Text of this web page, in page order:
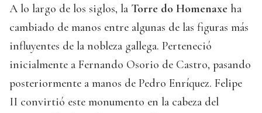
A lo largo de los siglos, la Torre do Homenaxe ha
cambiado de manos entre algunas de las figuras más
influyentes de la nobleza gallega. Perteneció
inicialmente a Fernando Osorio de Castro, pasando
posteriormente a manos de Pedro Enríquez. Felipe
II convirtió este monumento en la cabeza del